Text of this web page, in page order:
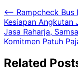
Navigasi
pos
⟵ Rampcheck
Kesiapan Angkutan
Jasa Raharja,
Komitmen Patuh
Related